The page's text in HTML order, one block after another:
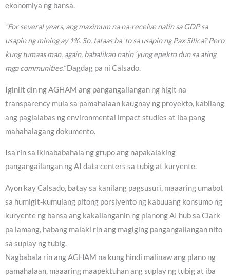
ekonomiya ng bansa.
“For several years, ang maximum na na-receive natin sa GDP sa
usapin ng mining ay 1%. So, tataas ba ‘to sa usapin ng Pax Silica? Pero
kung tumaas man, again, babalikan natin ‘yung epekto dun sa ating
mga communities.”Dagdag pa ni Calsado.
Iginiit din ng AGHAM ang pangangailangan ng higit na
transparency mula sa pamahalaan kaugnay ng proyekto, kabilang
ang paglalabas ng environmental impact studies at iba pang
mahahalagang dokumento.
Isa rin sa ikinababahala ng grupo ang napakalaking
pangangailangan ng AI data centers sa tubig at kuryente.
Ayon kay Calsado, batay sa kanilang pagsusuri, maaaring umabot
sa humigit-kumulang pitong porsiyento ng kabuuang konsumo ng
kuryente ng bansa ang kakailanganin ng planong AI hub sa Clark
pa lamang, habang malaki rin ang magiging pangangailangan nito
sa suplay ng tubig.
Nagbabala rin ang AGHAM na kung hindi malinaw ang plano ng
pamahalaan, maaaring maapektuhan ang suplay ng tubig at iba